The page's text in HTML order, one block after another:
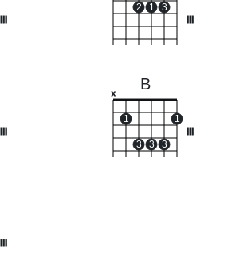
2 1 3
B
x
1
3 3 3
1